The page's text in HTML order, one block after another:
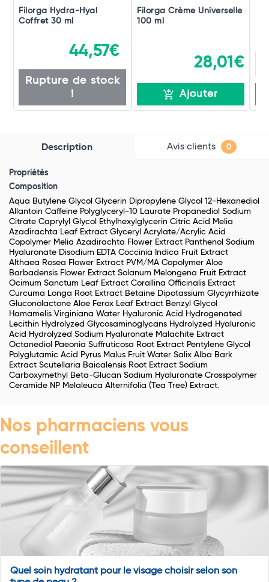
Filorga Hydra-Hyal
Coffret 30 ml
44,57€
Rupture de stock
!
Filorga Crème Universelle
100 ml
28,01€
Ajouter
Description Avis clients 0
Propriétés
Composition
Aqua Butylene Glycol Glycerin Dipropylene Glycol 12-Hexanediol
Allantoin Caffeine Polyglyceryl-10 Laurate Propanediol Sodium
Citrate Caprylyl Glycol Ethylhexylglycerin Citric Acid Melia
Azadirachta Leaf Extract Glyceryl Acrylate/Acrylic Acid
Copolymer Melia Azadirachta Flower Extract Panthenol Sodium
Hyaluronate Disodium EDTA Coccinia Indica Fruit Extract
Althaea Rosea Flower Extract PVM/MA Copolymer Aloe
Barbadensis Flower Extract Solanum Melongena Fruit Extract
Ocimum Sanctum Leaf Extract Corallina Officinalis Extract
Curcuma Longa Root Extract Betaine Dipotassium Glycyrrhizate
Gluconolactone Aloe Ferox Leaf Extract Benzyl Glycol
Hamamelis Virginiana Water Hyaluronic Acid Hydrogenated
Lecithin Hydrolyzed Glycosaminoglycans Hydrolyzed Hyaluronic
Acid Hydrolyzed Sodium Hyaluronate Malachite Extract
Octanediol Paeonia Suffruticosa Root Extract Pentylene Glycol
Polyglutamic Acid Pyrus Malus Fruit Water Salix Alba Bark
Extract Scutellaria Baicalensis Root Extract Sodium
Carboxymethyl Beta-Glucan Sodium Hyaluronate Crosspolymer
Ceramide NP Melaleuca Alternifolia (Tea Tree) Extract.
Nos pharmaciens vous
conseillent
Quel soin hydratant pour le visage choisir selon son